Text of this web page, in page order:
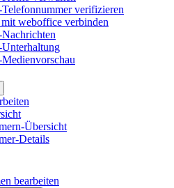
verifizieren
weboffice verbinden
Übersicht
Details
bearbeiten